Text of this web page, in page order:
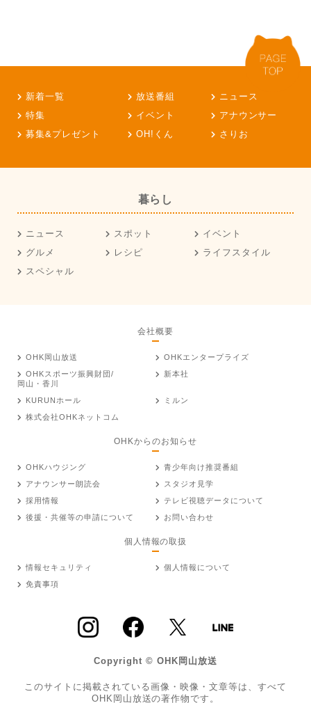
新着一覧 放送番組
ニュース
特集
イベント
アナウンサー
募集&プレゼント
OH!くん さりお
暮らし
ニュース スポット
イベント
グルメ
レシピ
ライフスタイル
スペシャル
会社概要
OHK岡山放送
OHKエンタープライズ
OHKスポーツ振興財団/
岡山・香川
新本社
KURUNホール
ミルン
株式会社OHKネットコム
OHKからのお知らせ
OHKハウジング
青少年向け推奨番組
アナウンサー朗読会
スタジオ見学
採用情報
テレビ視聴データについて
後援・共催等の申請について
お問い合わせ
個人情報の取扱
情報セキュリティ
個人情報について
免責事項
Copyright © OHK岡山放送
このサイトに掲載されている画像・映像・文章等は、すべて
OHK岡山放送の著作物です。